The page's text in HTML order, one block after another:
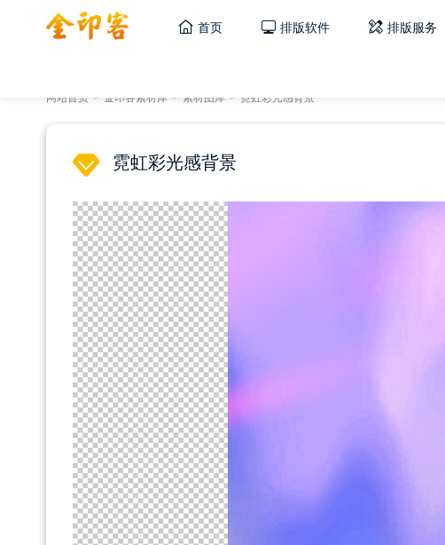
首页 排版软件 排版服务
网站首页 > 金印客素材库 > 素材图库 > 霓虹彩光感背景
霓虹彩光感背景